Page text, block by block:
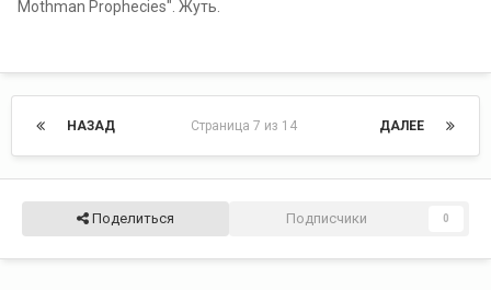
Mothman Prophecies". Жуть.
НАЗАД ДАЛЕЕ
Страница 7 из 14
Поделиться Подписчики 0